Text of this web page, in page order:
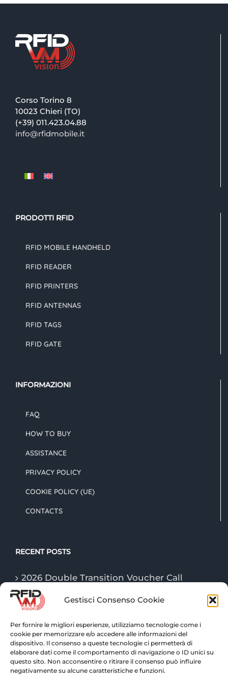
Gestisci Consenso Cookie
Per fornire le migliori esperienze, utilizziamo tecnologie come i
cookie per memorizzare e/o accedere alle informazioni del
dispositivo. Il consenso a queste tecnologie ci permetterà di
elaborare dati come il comportamento di navigazione o ID unici su
questo sito. Non acconsentire o ritirare il consenso può influire
negativamente su alcune caratteristiche e funzioni.
Corso Torino 8
10023 Chieri (TO)
(+39) 011.423.04.88
info@rfidmobile.it
PRODOTTI RFID
RFID MOBILE HANDHELD
RFID READER
RFID PRINTERS
RFID ANTENNAS
RFID TAGS
RFID GATE
INFORMAZIONI
FAQ
HOW TO BUY
ASSISTANCE
PRIVACY POLICY
COOKIE POLICY (UE)
CONTACTS
RECENT POSTS
2026 Double Transition Voucher Call
The “Game Changer” technologies of
logistics in 2026
RFID technologies: traceability and
advanced control for warehouse logistics